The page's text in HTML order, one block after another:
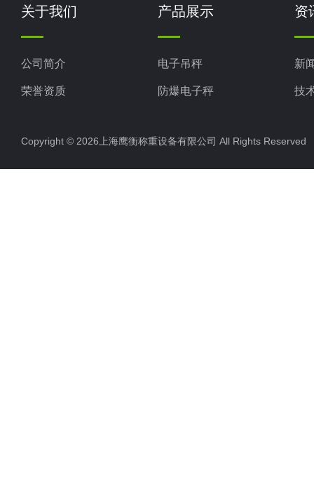
关于我们
公司简介
荣誉资质
产品展示
电子吊秤
防爆电子秤
电子汽车衡
电子天平
资
新
技
Copyright © 2026上海鹰衡称重设备有限公司 All Rights